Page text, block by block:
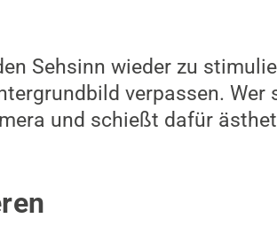
Sehsinn wieder zu
verpassen. Wer
und schießt dafür